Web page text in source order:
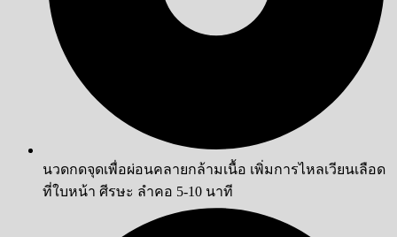
นวดกดจุดเพื่อผ่อนคลายกล้ามเนื้อ เพิ่มการไหลเวียนเลือด
ที่ใบหน้า ศีรษะ ลำคอ 5-10 นาที